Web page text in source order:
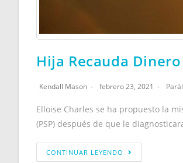
Hija Recauda
Kendall Mason febrero 23, 2021
Elloise Charles se ha propuesto la
(PSP) después de que le
CONTINUAR LEYENDO